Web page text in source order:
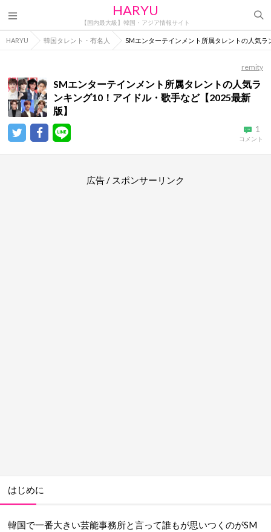
HARYU
【国内最大級】韓国・アジア情報サイト
HARYU 韓国タレント・有名人 SMエンターテインメント所属タレントの人気
remity
SMエンターテインメント所属タレントの人気ラ
ンキング10！アイドル・歌手など【2025最新
版】
1
コメント
広告 / スポンサーリンク
はじめに
韓国で一番大きい芸能事務所と言って誰もが思いつくのがSM